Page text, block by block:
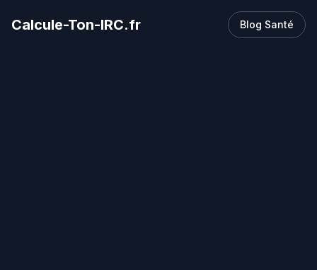
Calcule-Ton-IRC.fr Blog Santé